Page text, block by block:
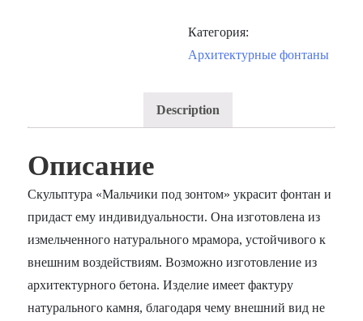
Категория:
Архитектурные фонтаны
Description
Описание
Скульптура «Мальчики под зонтом» украсит фонтан и
придаст ему индивидуальности. Она изготовлена из
измельченного натурального мрамора, устойчивого к
внешним воздействиям. Возможно изготовление из
архитектурного бетона. Изделие имеет фактуру
натурального камня, благодаря чему внешний вид не